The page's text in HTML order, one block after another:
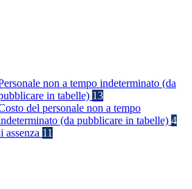
non a tempo indeterminato (da
in tabelle) 13
del personale non a tempo
(da pubblicare in tabelle) 4
assenza 11